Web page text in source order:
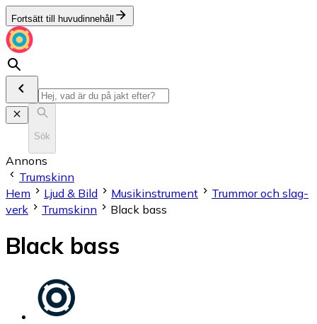
Fortsätt till huvudinnehåll
Sök
Annons
Trumskinn
Hem
Ljud & Bild Musikinstrument
Trum­mor och slag­
verk
Trumskinn Black bass
Black bass